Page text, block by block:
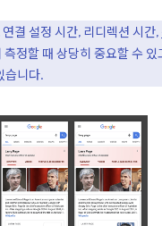
결 설정 시간, 리디렉션 시간,
정할 때 상당히 중요할 수 있
습니다.